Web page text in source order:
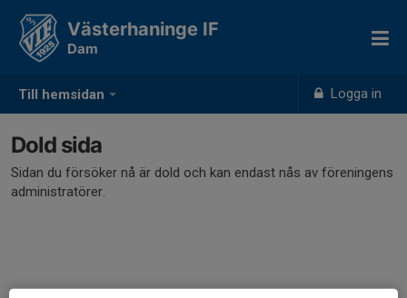
Till hemsidan Logga in
Västerhaninge IF
Dam
Dold sida
Sidan du försöker nå är dold och kan endast nås av föreningens
administratörer.